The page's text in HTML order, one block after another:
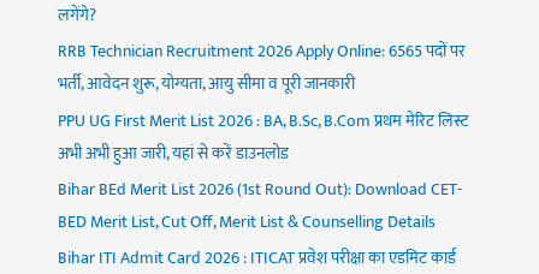
लगेंगे?
RRB Technician Recruitment 2026 Apply Online: 6565 पदों पर
भर्ती, आवेदन शुरू, योग्यता, आयु सीमा व पूरी जानकारी
PPU UG First Merit List 2026 : BA, B.Sc, B.Com प्रथम मेरिट लिस्ट
अभी अभी हुआ जारी, यहां से करें डाउनलोड
Bihar BEd Merit List 2026 (1st Round Out): Download CET-
BED Merit List, Cut Off, Merit List & Counselling Details
Bihar ITI Admit Card 2026 : ITICAT प्रवेश परीक्षा का एडमिट कार्ड